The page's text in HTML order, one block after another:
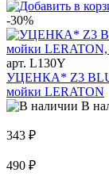
-30%
арт. L130Y
УЦЕНКА* Z3 BLUE
мойки LERATON
В
343 ₽
490 ₽